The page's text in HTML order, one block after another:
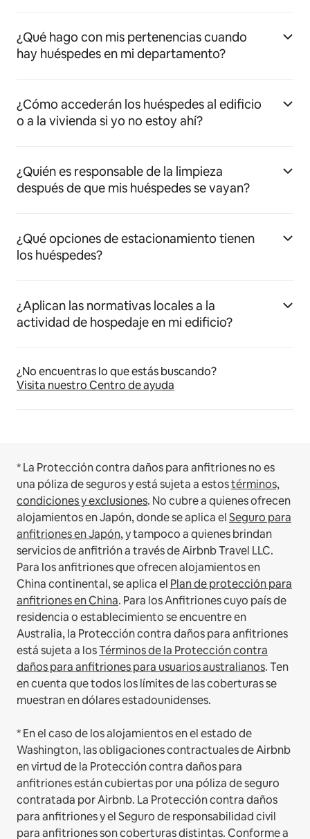
¿Qué hago con mis pertenencias cuando
hay huéspedes en mi departamento?
¿Cómo accederán los huéspedes al edificio
o a la vivienda si yo no estoy ahí?
¿Quién es responsable de la limpieza
después de que mis huéspedes se vayan?
¿Qué opciones de estacionamiento tienen
los huéspedes?
¿Aplican las normativas locales a la
actividad de hospedaje en mi edificio?
¿No encuentras lo que estás buscando?
Visita nuestro Centro de ayuda
* La Protección contra daños para anfitriones no es
una póliza de seguros y está sujeta a estostérminos,
condiciones y exclusiones. No cubre a quienes ofrecen
alojamientos en Japón, donde se aplica elSeguro para
anfitriones en Japón, y tampoco a quienes brindan
servicios de anfitrión a través de Airbnb Travel LLC.
Para los anfitriones que ofrecen alojamientos en
China continental, se aplica el Plan de protección para
anfitriones en China. Para los Anfitriones cuyo país de
residencia o establecimiento se encuentre en
Australia, la Protección contra daños para anfitriones
está sujeta a losTérminos de la Protección contra
daños para anfitriones para usuarios australianos. Ten
en cuenta que todos los límites de las coberturas se
muestran en dólares estadounidenses.
* En el caso de los alojamientos en el estado de
Washington, las obligaciones contractuales de Airbnb
en virtud de la Protección contra daños para
anfitriones están cubiertas por una póliza de seguro
contratada por Airbnb. La Protección contra daños
para anfitriones y el Seguro de responsabilidad civil
para anfitriones son coberturas distintas. Conforme a